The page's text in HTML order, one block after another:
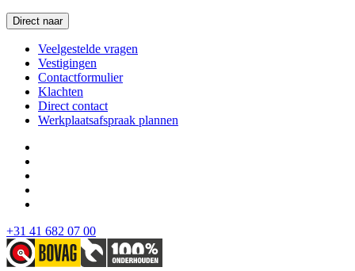
Direct naar
Veelgestelde vragen
Vestigingen
Contactformulier
Klachten
Direct contact
Werkplaatsafspraak plannen
+31 41 682 07 00